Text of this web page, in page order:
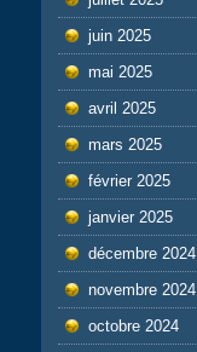
juin 2025
mai 2025
avril 2025
mars 2025
février 2025
janvier 2025
décembre 2024
novembre 2024
octobre 2024